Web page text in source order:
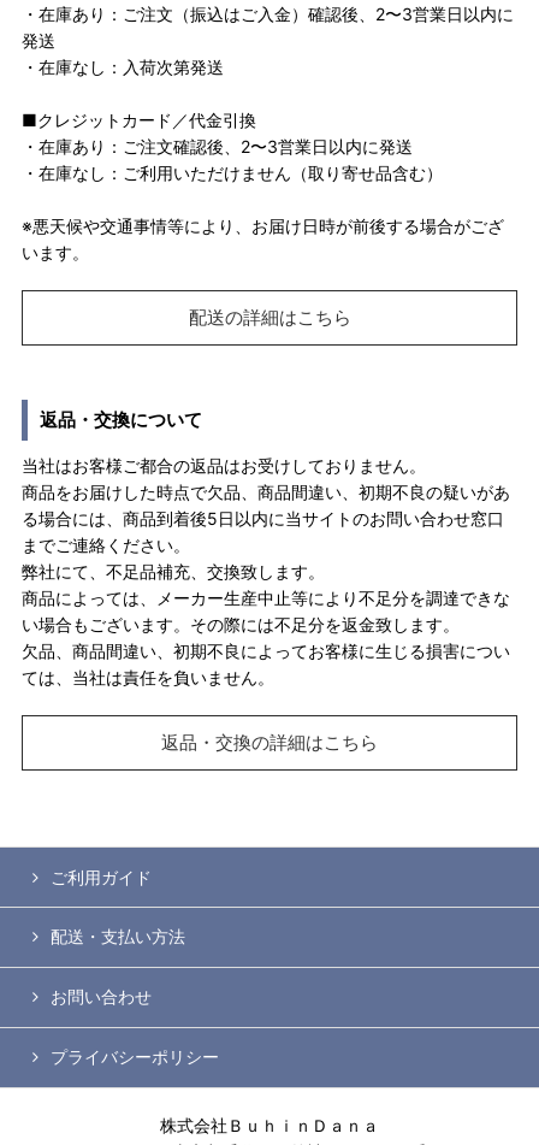
・在庫あり：ご注文（振込はご入金）確認後、2〜3営業日以内に
発送
・在庫なし：入荷次第発送
■クレジットカード／代金引換
・在庫あり：ご注文確認後、2〜3営業日以内に発送
・在庫なし：ご利用いただけません（取り寄せ品含む）
※悪天候や交通事情等により、お届け日時が前後する場合がござ
います。
配送の詳細はこちら
返品・交換について
当社はお客様ご都合の返品はお受けしておりません。
商品をお届けした時点で欠品、商品間違い、初期不良の疑いがあ
る場合には、商品到着後5日以内に当サイトのお問い合わせ窓口
までご連絡ください。
弊社にて、不足品補充、交換致します。
商品によっては、メーカー生産中止等により不足分を調達できな
い場合もございます。その際には不足分を返金致します。
欠品、商品間違い、初期不良によってお客様に生じる損害につい
ては、当社は責任を負いません。
返品・交換の詳細はこちら
ご利用ガイド
配送・支払い方法
お問い合わせ
プライバシーポリシー
株式会社ＢｕｈｉｎＤａｎａ